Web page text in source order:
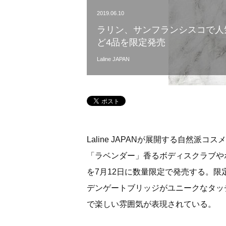
2019.06.10
ラリン、サンフランシスコで
ど4品を限定発売
Laline JAPAN
Laline JAPANが展開する自然派コス
「ラベンダー」香るボディスクラブ
を7月12日に数量限定で発売する。
デンゲートブリッジがユニークなタ
で楽しい雰囲気が表現されている。